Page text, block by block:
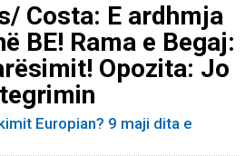
Costa: E ardhmja
BE! Rama e Begaj:
Opozita: Jo
Europian? 9 maji dita e